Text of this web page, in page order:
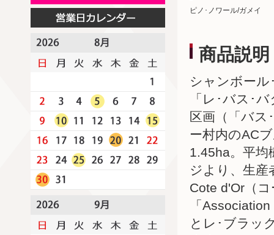
ピノ･ノワール/ガメイ
商品説明
シャンボール
「レ･バス･
区画（「バ
ー村内のAC
1.45ha。平均
ジより、生産
Cote d'Or（
「
とレ･ブラッ